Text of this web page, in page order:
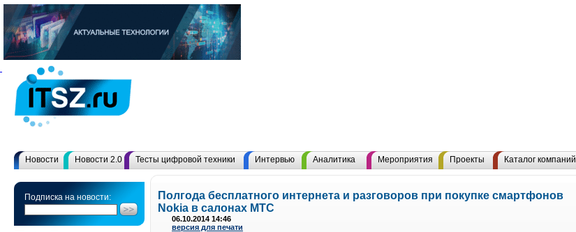
Новости Новости 2.0 Тесты цифровой техники Интервью Аналитика Мероприятия Проекты Каталог компаний
Подписка на новости:
Полгода бесплатного интернета и разговоров при покупке смартфонов
Nokia в салонах МТС
06.10.2014 14:46
версия для печати